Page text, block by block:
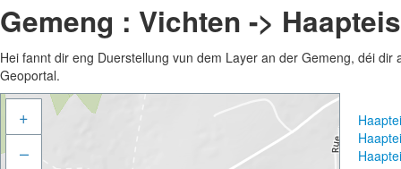
Gemeng : Vichten ->
Hei fannt dir eng Duerstellung vun dem Layer an der Gemeng, déi
Geoportal.
+
–